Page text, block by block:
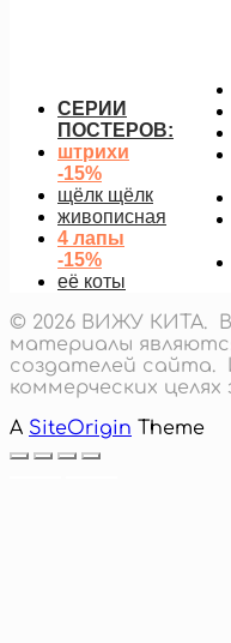
СЕРИИ
ПОСТЕРОВ:
штрихи
-15%
щёлк щёлк
живописная
4 лапы
-15%
её коты
© 2026 ВИЖУ КИТА.
материалы
создателей сайта.
коммерческих
A SiteOrigin Theme